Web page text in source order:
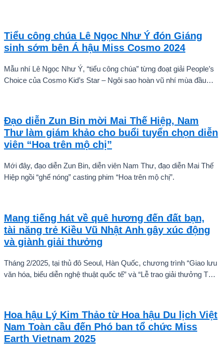
sàng chinh phục thử thách.
Tiểu công chúa Lê Ngọc Như Ý đón Giáng
sinh sớm bên Á hậu Miss Cosmo 2024
Mẫu nhí Lê Ngọc Như Ý, “tiểu công chúa” từng đoạt giải People’s
Choice của Cosmo Kid’s Star – Ngôi sao hoàn vũ nhí mùa đầu
Đạo diễn Zun Bin mời Mai Thế Hiệp, Nam
Thư làm giám khảo cho buổi tuyển chọn diễn
viên “Hoa trên mộ chị”
Mới đây, đạo diễn Zun Bin, diễn viên Nam Thư, đạo diễn Mai Thế
Hiệp ngồi “ghế nóng” casting phim “Hoa trên mộ chị”.
Mang tiếng hát về quê hương đến đất bạn,
tài năng trẻ Kiều Vũ Nhật Anh gây xúc động
và giành giải thưởng
Tháng 2/2025, tại thủ đô Seoul, Hàn Quốc, chương trình “Giao lưu
văn hóa, biểu diễn nghệ thuật quốc tế” và “Lễ trao giải thưởng Tài
ấn tượng mạnh với giọng hát trữ tình sâu lắng, mang đậm hơi thở
quê hương.
Hoa hậu Lý Kim Thảo từ Hoa hậu Du lịch Việt
Nam Toàn cầu đến Phó ban tổ chức Miss
Earth Vietnam 2025